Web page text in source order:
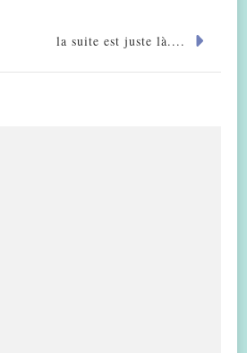
la suite est juste là....